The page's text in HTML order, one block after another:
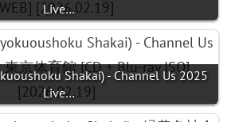
Live…
Shakai) - Channel Us 2025
Live…